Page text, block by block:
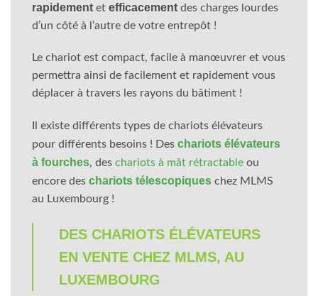
rapidement et efficacement des charges lourdes
d’un côté à l’autre de votre entrepôt !
Le chariot est compact, facile à manœuvrer et vous
permettra ainsi de facilement et rapidement vous
déplacer à travers les rayons du bâtiment !
Il existe différents types de chariots élévateurs
pour différents besoins ! Des chariots élévateurs
à fourches, des chariots à mât rétractable ou
encore des chariots télescopiques chez MLMS
au Luxembourg !
DES CHARIOTS ÉLÉVATEURS
EN VENTE CHEZ MLMS, AU
LUXEMBOURG